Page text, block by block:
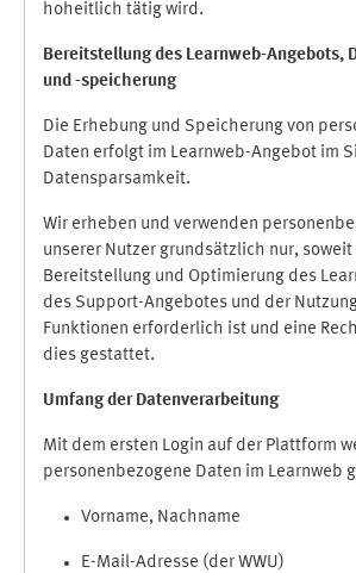
hoheitlich tätig wird.
Bereitstellung des Learnweb-Angebots,
und -speicherung
Die Erhebung und Speicherung von
Daten erfolgt im Learnweb-Angebot im
Datensparsamkeit.
Wir erheben und verwenden
unserer Nutzer grundsätzlich nur, soweit
Bereitstellung und Optimierung des
des Support-Angebotes und der
Funktionen erforderlich ist und eine
dies gestattet.
Umfang der Datenverarbeitung
Mit dem ersten Login auf der Plattform
personenbezogene Daten im Learnweb
Vorname, Nachname
E-Mail-Adresse (der WWU)